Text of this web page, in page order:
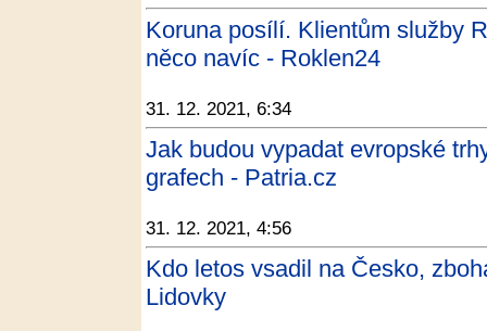
Koruna posílí. Klientům služby
něco navíc - Roklen24
31. 12. 2021, 6:34
Jak budou vypadat evropské
grafech - Patria.cz
31. 12. 2021, 4:56
Kdo letos vsadil na Česko,
Lidovky